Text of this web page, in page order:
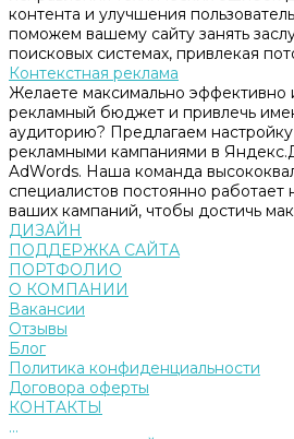
контента и улучшения
поможем вашему сайту занять
поисковых системах, привлекая
Контекстная реклама
Желаете максимально эффективно
рекламный бюджет и привлечь
аудиторию? Предлагаем
рекламными кампаниями в
AdWords. Наша команда
специалистов постоянно работает
ваших кампаний, чтобы достичь
ДИЗАЙН
ПОДДЕРЖКА САЙТА
ПОРТФОЛИО
О КОМПАНИИ
Вакансии
Отзывы
Блог
Политика конфиденциальности
Договора оферты
КОНТАКТЫ
...